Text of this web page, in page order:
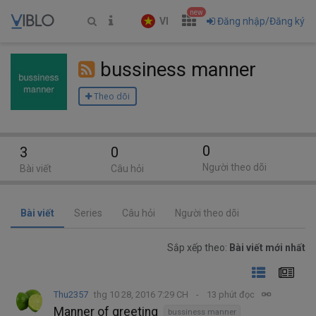
VI
new
Đăng nhập/Đăng ký
bussiness manner
Theo dõi
Bài viết Series Câu hỏi Người theo dõi
Sắp xếp theo: Bài viết mới nhất
Thu2357 thg 10 28, 2016 7:29 CH 13 phút đọc
Manner of greeting bussiness manner
3
Bài viết
0
Câu hỏi
0
Người theo dõi